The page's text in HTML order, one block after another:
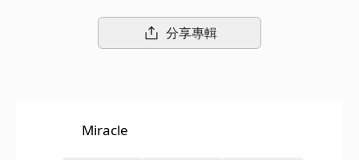
謝，以及雙向奔赴的愛意。
分享專輯
Miracle